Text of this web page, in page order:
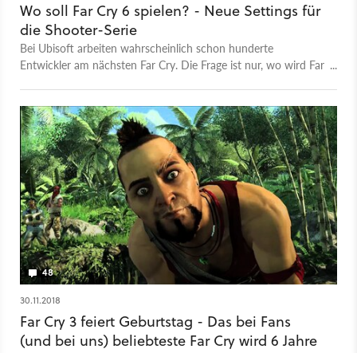
Wo soll Far Cry 6 spielen? - Neue Settings für
die Shooter-Serie
Bei Ubisoft arbeiten wahrscheinlich schon hunderte
Entwickler am nächsten Far Cry. Die Frage ist nur, wo wird Far
für den nächsten Teil der Shooter-Serie ist. Unter anderem
geht es im Video um ein Far Cry 6, das in einem Sci-Fi-Setting
ähnlich des eingestellten Prey 2 spielen könnte - und um ein
Far Cry 6 mit Steampunk-Szenario. Die Möglichkeiten für die
Open-World-Reihe sind vielseitig und mit Ablegern wie Far Cry
Primal, Far Cry 3: Blood Dragon und Far Cry: New Dawn, hat
Ubisoft gezeigt, dass die Serie durchaus in ungewöhnliche
Settings gehen kann. Video: Warum ist New Dawn das
richtige Ende von Far Cry 5
48
30.11.2018
Far Cry 3 feiert Geburtstag - Das bei Fans
(und bei uns) beliebteste Far Cry wird 6 Jahre